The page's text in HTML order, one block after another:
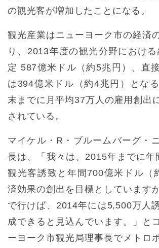
の観光客が増加したことになる。
観光産業はニューヨーク市の経済
り、2013年度の観光分野におけ
定 587億米ドル（約5兆円）、直
は394億米ドル（約4兆円）とな
末までに月平均37万人の雇用創出
されている。
マイケル・R・ブルームバーグ・
長は、「我々は、2015年までに年
観光客誘致と年間700億米ドル（
済効果の創出を目標としています
で行けば、2014年には5,500万人
成できると見込んでいます。」と
ーヨーク市観光局理事長でメトロ